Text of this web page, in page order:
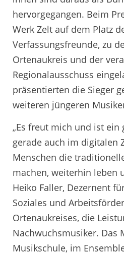
hervorgegangen. Beim
Werk Zelt auf dem Platz
Verfassungsfreunde, zu
Ortenaukreis und der
Regionalausschuss
präsentierten die Sieger
weiteren jüngeren
„Es freut mich und ist ein
gerade auch im digitalen
Menschen die
machen, weiterhin leben
Heiko Faller, Dezernent
Soziales und
Ortenaukreises, die
Nachwuchsmusiker. Das
Musikschule, im